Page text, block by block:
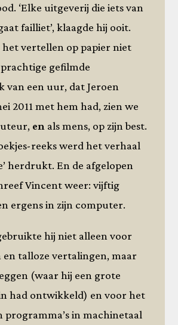
‘Elke uitgeverij die iets van
failliet’, klaagde hij ooit.
vertellen op papier niet
gefilmde
van een uur, dat Jeroen
2011 met hem had, zien we
en als mens, op zijn best.
reeks werd het verhaal
herdrukt. En de afgelopen
Vincent weer: vijftig
ergens in zijn computer.
hij niet alleen voor
en talloze vertalingen, maar
(waar hij een grote
had ontwikkeld) en voor het
programma’s in machinetaal